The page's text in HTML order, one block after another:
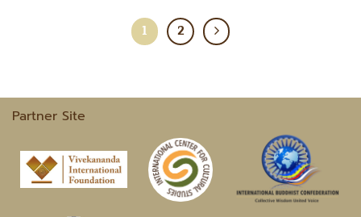
1 2
Partner Site